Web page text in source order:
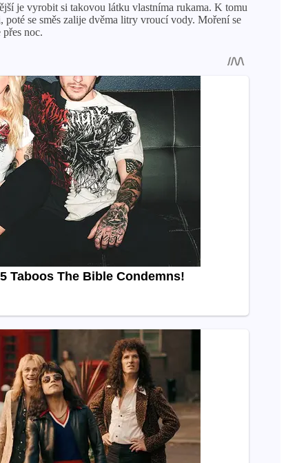
je vyrobit si takovou látku vlastníma rukama. K tomu
se směs zalije dvěma litry vroucí vody. Moření se
noc.